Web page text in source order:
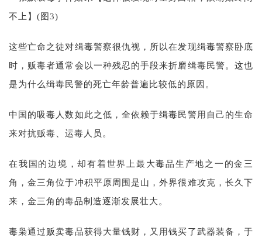
这些亡命之徒对缉毒警察很仇视，所以在发现缉毒警察卧底
时，贩毒者通常会以一种残忍的手段来折磨缉毒民警。这也
是为什么缉毒民警的死亡年龄普遍比较低的原因。
中国的吸毒人数如此之低，全依赖于缉毒民警用自己的生命
来对抗贩毒、运毒人员。
在我国的边境，却有着世界上最大毒品生产地之一的金三
角，金三角位于冲积平原周围是山，外界很难攻克，长久下
来，金三角的毒品制造逐渐发展壮大。
毒枭通过贩卖毒品获得大量钱财，又用钱买了武器装备，于